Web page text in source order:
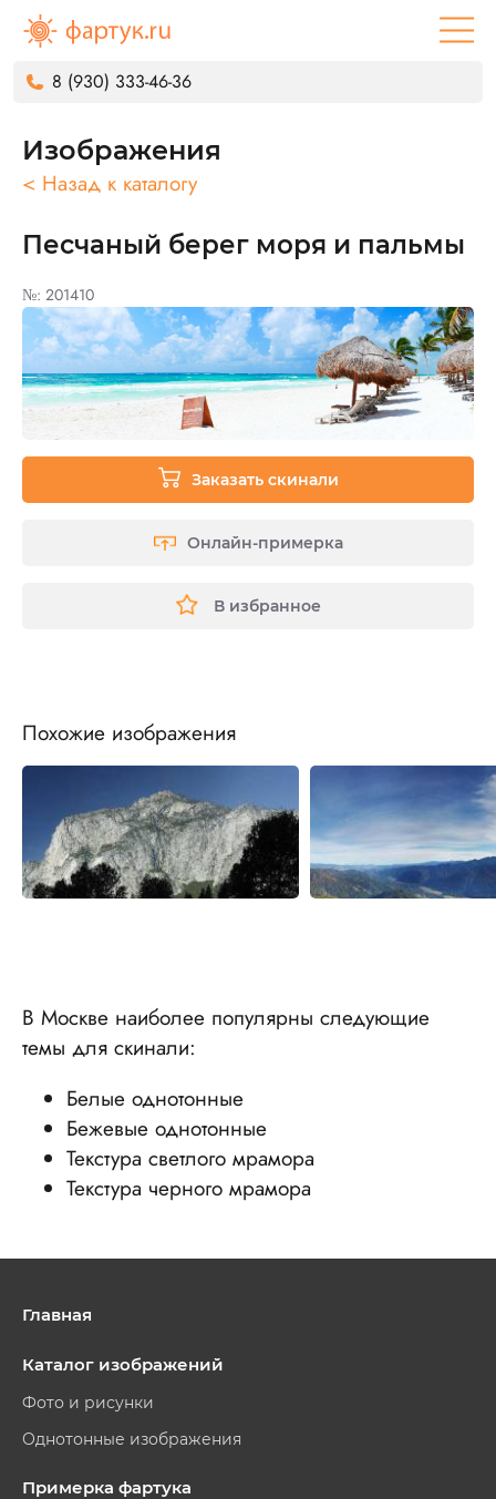
8 (930) 333-46-36
Изображения
< Назад к каталогу
Песчаный берег моря и пальмы
№: 201410
Заказать скинали
Онлайн-примерка
В избранное
Похожие изображения
В Москве наиболее популярны следующие
темы для скинали:
Белые однотонные
Бежевые однотонные
Текстура светлого мрамора
Текстура черного мрамора
Главная
Каталог изображений
Фото и рисунки
Однотонные изображения
Примерка фартука